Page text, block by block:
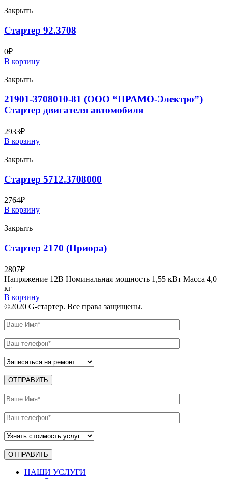
Закрыть
Стартер 92.3708
0₽
В корзину
Закрыть
21901-3708010-81 (ООО “ПРАМО-Электро”)
Стартер двигателя автомобиля
2933₽
В корзину
Закрыть
Стартер 5712.3708000
2764₽
В корзину
Закрыть
Стартер 2170 (Приора)
2807₽
Напряжение 12В Номинальная мощность 1,55 кВт Масса 4,0
кг
В корзину
©2020 G-стартер. Все права защищены.
НАШИ УСЛУГИ